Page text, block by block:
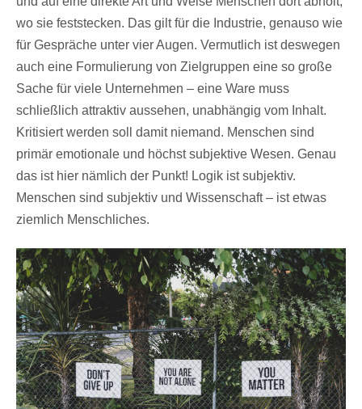
wo sie feststecken. Das gilt für die Industrie, genauso wie
für Gespräche unter vier Augen. Vermutlich ist deswegen
auch eine Formulierung von Zielgruppen eine so große
Sache für viele Unternehmen – eine Ware muss
schließlich attraktiv aussehen, unabhängig vom Inhalt.
Kritisiert werden soll damit niemand. Menschen sind
primär emotionale und höchst subjektive Wesen. Genau
das ist hier nämlich der Punkt! Logik ist subjektiv.
Menschen sind subjektiv und Wissenschaft – ist etwas
ziemlich Menschliches.